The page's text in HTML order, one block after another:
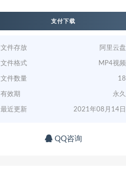
支付下载
文件存放 阿里云盘
文件格式 MP4视频
文件数量 18
有效期 永久
最近更新 2021年08月14日
QQ咨询